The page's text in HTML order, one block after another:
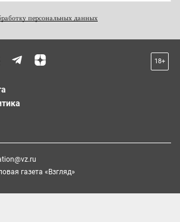
персональных данных
18+
газета «Взгляд»